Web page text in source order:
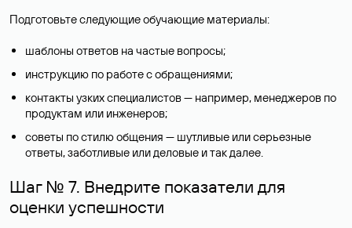
Подготовьте следующие обучающие материалы:
шаблоны ответов на частые вопросы;
инструкцию по работе с обращениями;
контакты узких специалистов — например, менеджеров по
продуктам или инженеров;
советы по стилю общения — шутливые или серьезные
ответы, заботливые или деловые и так далее.
Шаг № 7. Внедрите показатели для
оценки успешности